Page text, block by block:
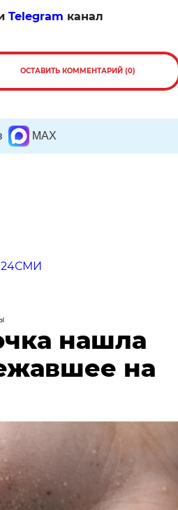
Telegram канал
ОСТАВИТЬ КОММЕНТАРИЙ (0)
MAX
24СМИ
нашла
на